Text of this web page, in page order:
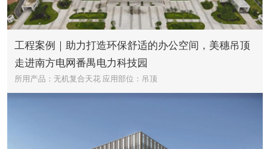
工程案例｜助力打造环保舒适的办公空间，美穗吊顶
走进南方电网番禺电力科技园
所用产品：无机复合天花 应用部位：吊顶